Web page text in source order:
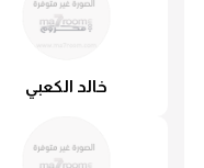
خالد الكعبي